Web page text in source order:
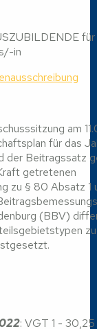
in
am
für das
der Beitragssatz
getretenen
zu § 80 Absatz 1
(BBV)
: VGT 1 -